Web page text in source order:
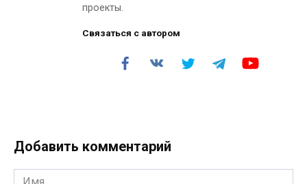
проекты.
Связаться с автором
Добавить комментарий
Имя